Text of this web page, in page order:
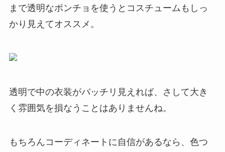
まで透明なポンチョを使うとコスチュームもしっ
かり見えてオススメ。
透明で中の衣装がバッチリ見えれば、さして大き
く雰囲気を損なうことはありませんね。
もちろんコーディネートに自信があるなら、色つ